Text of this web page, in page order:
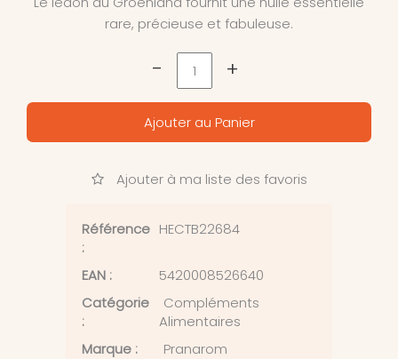
rare, précieuse et fabuleuse.
- +
Ajouter au Panier
Ajouter à ma liste des favoris
Référence
:
HECTB22684
EAN :
5420008526640
Catégorie
:
Compléments
Alimentaires
Marque :
Pranarom